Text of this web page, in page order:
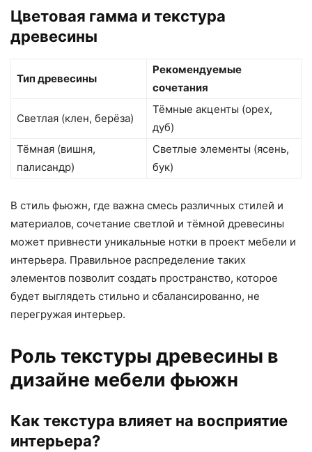
Цветовая гамма и текстура
древесины
Тип древесины
Рекомендуемые
сочетания
Светлая (клен, берёза)
Тёмные акценты (орех,
дуб)
Тёмная (вишня,
палисандр)
Светлые элементы (ясень,
бук)
В стиль фьюжн, где важна смесь различных стилей и
материалов, сочетание светлой и тёмной древесины
может привнести уникальные нотки в проект мебели и
интерьера. Правильное распределение таких
элементов позволит создать пространство, которое
будет выглядеть стильно и сбалансированно, не
перегружая интерьер.
Роль текстуры древесины в
дизайне мебели фьюжн
Как текстура влияет на восприятие
интерьера?